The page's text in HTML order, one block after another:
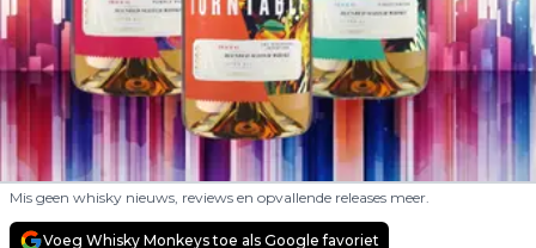
Mis geen whisky nieuws, reviews en opvallende releases meer.
Voeg Whisky Monkeys toe als Google favoriet